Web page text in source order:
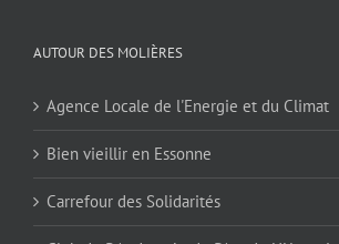
AUTOUR DES MOLIÈRES
Agence Locale de l'Energie et du Climat
Bien vieillir en Essonne
Carrefour des Solidarités